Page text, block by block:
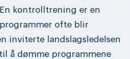
kontrolltrening er en
ofte blir
inviterte landslagsledelsen
å dømme programmene